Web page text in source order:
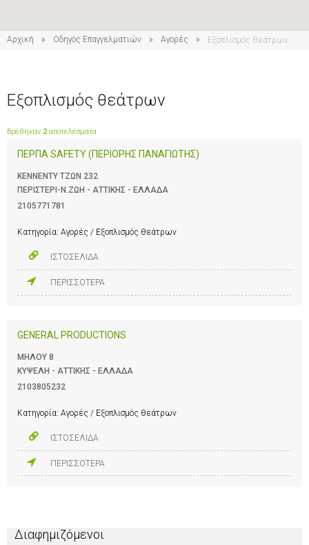
Αρχική Οδηγός Επαγγελματιών Αγορές Εξοπλισμός θεάτρων
Εξοπλισμός θεάτρων
Βρέθηκαν 2 αποτελέσματα
ΠΕΡΠΑ SAFETY (ΠΕΡΙΟΡΗΣ ΠΑΝΑΓΙΩΤΗΣ)
ΚΕΝΝΕΝΤΥ ΤΖΩΝ 232
ΠΕΡΙΣΤΕΡΙ-Ν.ΖΩΗ - ΑΤΤΙΚΗΣ - ΕΛΛΑΔΑ
2105771781
Κατηγορία: Αγορές / Εξοπλισμός θεάτρων
ΙΣΤΟΣΕΛΙΔΑ
ΠΕΡΙΣΣΟΤΕΡΑ
GENERAL PRODUCTIONS
ΜΗΛΟΥ 8
ΚΥΨΕΛΗ - ΑΤΤΙΚΗΣ - ΕΛΛΑΔΑ
2103805232
Κατηγορία: Αγορές / Εξοπλισμός θεάτρων
ΙΣΤΟΣΕΛΙΔΑ
ΠΕΡΙΣΣΟΤΕΡΑ
Διαφημιζόμενοι